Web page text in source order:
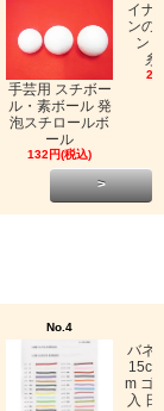
手芸用 スチボー
ル・素ボール 発
泡スチロールボ
ール
132円(税込)
イナ
ンの
ン
糸
>
No.4
バネ
m ゴ
入